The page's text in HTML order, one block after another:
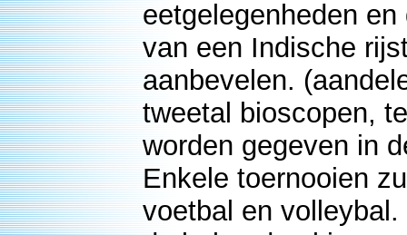
eetgelegenheden
van een Indische
aanbevelen.
tweetal bioscopen,
worden gegeven in
Enkele toernooien
voetbal en